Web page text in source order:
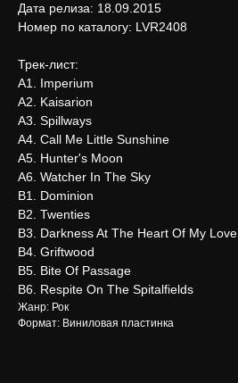
Дата релиза: 18.09.2015
Номер по каталогу: LVR2408
Трек-лист:
А1. Imperium
А2. Kaisarion
А3. Spillways
А4. Call Me Little Sunshine
А5. Hunter's Moon
А6. Watcher In The Sky
В1. Dominion
В2. Twenties
В3. Darkness At The Heart Of My Love
В4. Griftwood
В5. Bite Of Passage
В6. Respite On The Spitalfields
Жанр: Рок
Формат: Виниловая пластинка